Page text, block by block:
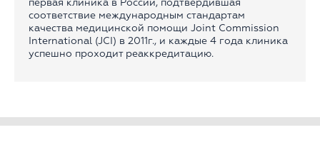
первая клиника в России, подтвердившая
соответствие международным стандартам
качества медицинской помощи Joint Commission
International (JCI) в 2011г., и каждые 4 года клиника
успешно проходит реаккредитацию.